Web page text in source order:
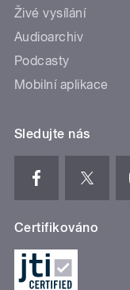
Živé vysílání
Audioarchiv
Podcasty
Mobilní aplikace
Sledujte nás
Certifikováno